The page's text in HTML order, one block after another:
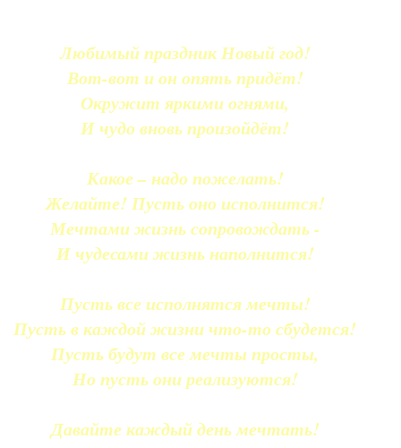
Любимый праздник Новый год!
Вот-вот и он опять придёт!
Окружит яркими огнями,
И чудо вновь произойдёт!
Какое – надо пожелать!
Желайте! Пусть оно исполнится!
Мечтами жизнь сопровождать -
И чудесами жизнь наполнится!
Пусть все исполнятся мечты!
Пусть в каждой жизни что-то сбудется!
Пусть будут все мечты просты,
Но пусть они реализуются!
Давайте каждый день мечтать!